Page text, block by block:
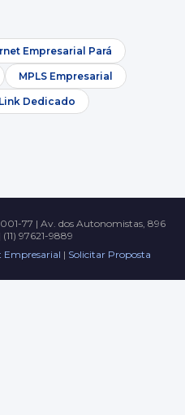
Empresarial Pará
MPLS Empresarial
Dedicado
77 | Av. dos Autonomistas, 896
97621-9889
Empresarial | Solicitar Proposta